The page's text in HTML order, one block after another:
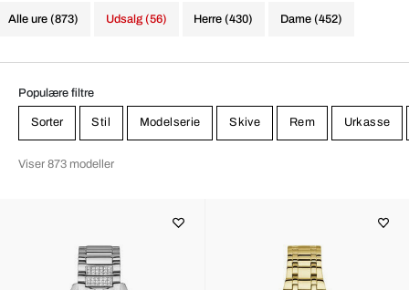
skabe en utrolig bred urkollektion, hvad angår både størrelse og
armbåndsur er tilbehør til resten af beklædningen.
Alle ure (873) Herre (430) Dame (452)
Udsalg (56)
Populære filtre
Sorter Stil Modelserie Skive Rem Urkasse
Viser 873 modeller